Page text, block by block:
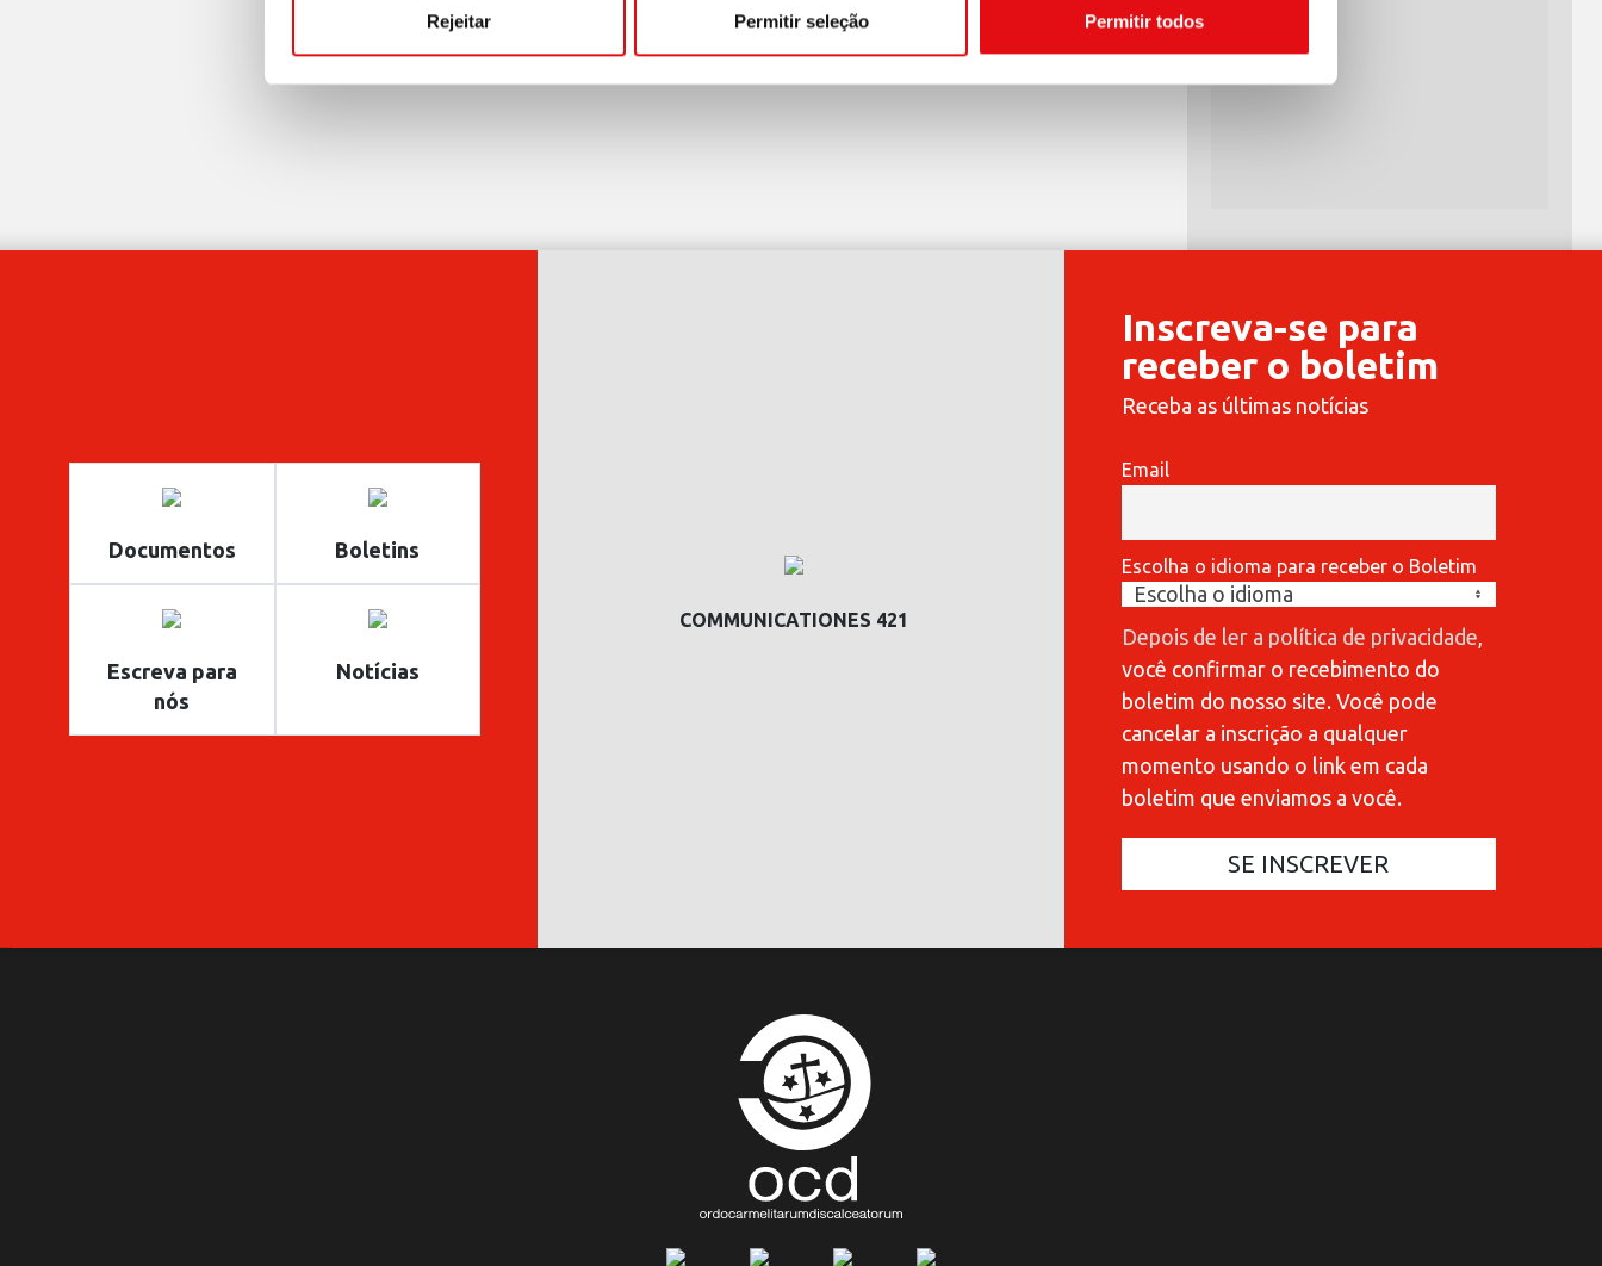
Rejeitar Permitir seleção Permitir todos
Documentos Boletins
Escreva para
nós
Notícias
COMMUNICATIONES 421
Inscreva-se para
receber o boletim
Receba as últimas notícias
Email
Escolha o idioma para receber o Boletim
Depois de ler a política de privacidade,
você confirmar o recebimento do
boletim do nosso site. Você pode
cancelar a inscrição a qualquer
momento usando o link em cada
boletim que enviamos a você.